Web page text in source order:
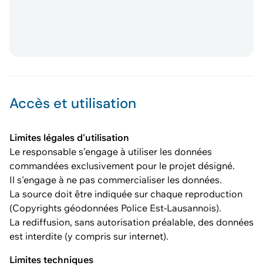
Accès et utilisation
Limites légales d'utilisation
Le responsable s’engage à utiliser les données
commandées exclusivement pour le projet désigné.
Il s'engage à ne pas commercialiser les données.
La source doit être indiquée sur chaque reproduction
(Copyrights géodonnées Police Est-Lausannois).
La rediffusion, sans autorisation préalable, des données
est interdite (y compris sur internet).
Limites techniques